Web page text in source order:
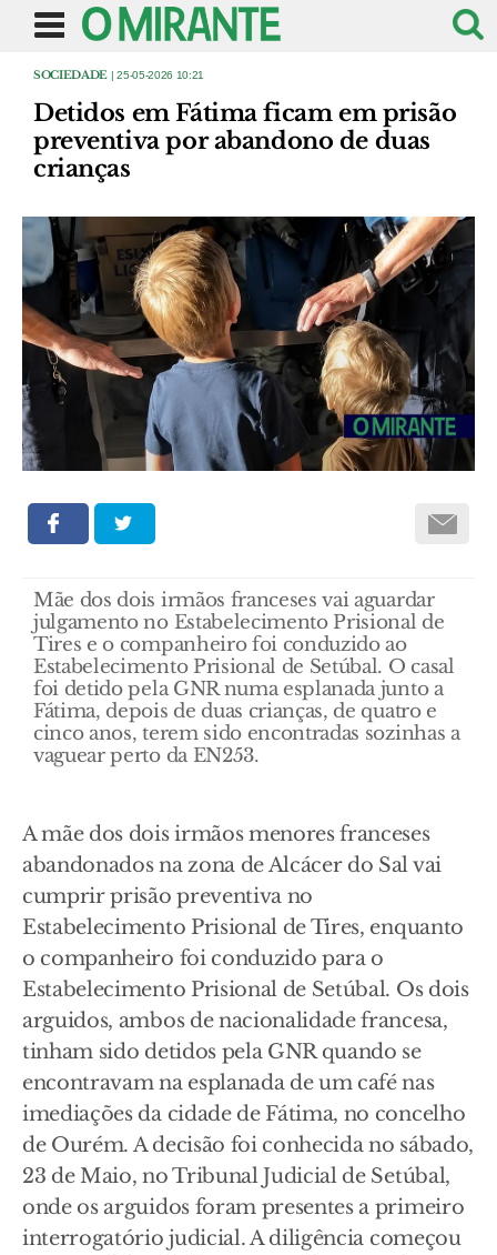
SOCIEDADE | 25-05-2026 10:21
Detidos em Fátima ficam em prisão
preventiva por abandono de duas
crianças
Mãe dos dois irmãos franceses vai aguardar
julgamento no Estabelecimento Prisional de
Tires e o companheiro foi conduzido ao
Estabelecimento Prisional de Setúbal. O casal
foi detido pela GNR numa esplanada junto a
Fátima, depois de duas crianças, de quatro e
cinco anos, terem sido encontradas sozinhas a
vaguear perto da EN253.
A mãe dos dois irmãos menores franceses
abandonados na zona de Alcácer do Sal vai
cumprir prisão preventiva no
Estabelecimento Prisional de Tires, enquanto
o companheiro foi conduzido para o
Estabelecimento Prisional de Setúbal. Os dois
arguidos, ambos de nacionalidade francesa,
tinham sido detidos pela GNR quando se
encontravam na esplanada de um café nas
imediações da cidade de Fátima, no concelho
de Ourém. A decisão foi conhecida no sábado,
23 de Maio, no Tribunal Judicial de Setúbal,
onde os arguidos foram presentes a primeiro
interrogatório judicial. A diligência começou